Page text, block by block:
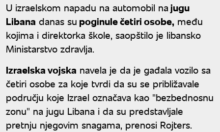
U izraelskom napadu na automobil na jugu
Libana danas su poginule četiri osobe, među
kojima i direktorka škole, saopštilo je libansko
Ministarstvo zdravlja.
Izraelska vojska navela je da je gađala vozilo sa
četiri osobe za koje tvrdi da su se približavale
području koje Izrael označava kao "bezbednosnu
zonu" na jugu Libana i da su predstavljale
pretnju njegovim snagama, prenosi Rojters.